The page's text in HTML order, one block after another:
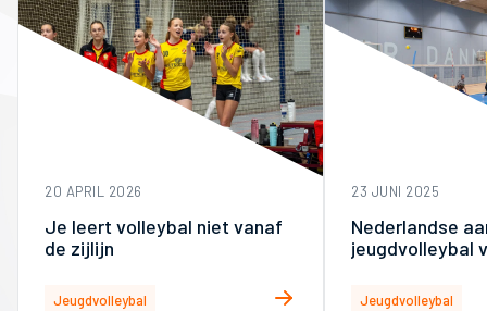
20 APRIL 2026
Je leert volleybal niet vanaf
de zijlijn
Jeugdvolleybal
23 JUNI 2025
Nederlandse
jeugdvolleybal
Jeugdvolleybal